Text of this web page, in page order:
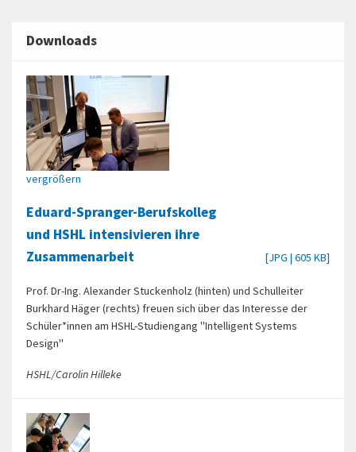
Downloads
vergrößern
Eduard-Spranger-Berufskolleg
und HSHL intensivieren ihre
Zusammenarbeit
[JPG | 605 KB]
Prof. Dr-Ing. Alexander Stuckenholz (hinten) und Schulleiter
Burkhard Häger (rechts) freuen sich über das Interesse der
Schüler*innen am HSHL-Studiengang "Intelligent Systems
Design"
HSHL/Carolin Hilleke